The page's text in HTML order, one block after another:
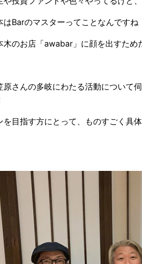
はBarのマスターってことなんですね
木のお店「awabar」に顔を出すため
原さんの多岐にわたる活動について
を目指す方にとって、ものすごく具